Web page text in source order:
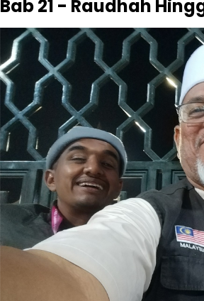
Bab 21 - Raudhah